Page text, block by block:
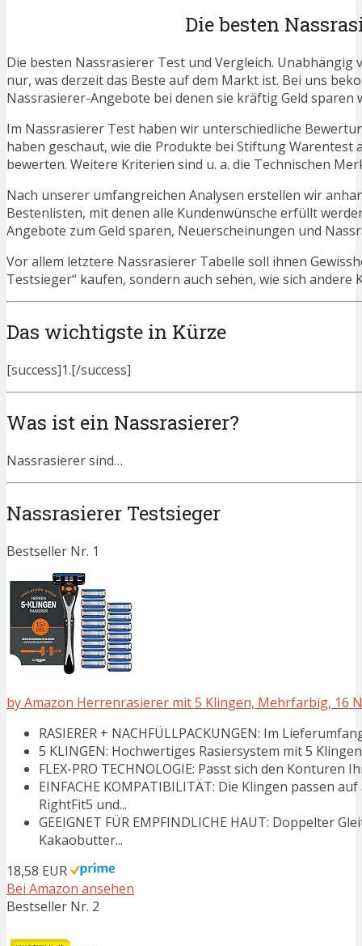
Die besten
Die besten Nassrasierer Test und Vergleich.
nur, was derzeit das Beste auf dem Markt ist. Bei uns
Nassrasierer-Angebote bei denen sie kräftig Geld sparen
Im Nassrasierer Test haben wir unterschiedliche
haben geschaut, wie die Produkte bei Stiftung Warentest
bewerten. Weitere Kriterien sind u. a. die Technischen
Nach unserer umfangreichen Analysen erstellen wir
Bestenlisten, mit denen alle Kundenwünsche erfüllt
Angebote zum Geld sparen, Neuerscheinungen und
Vor allem letztere Nassrasierer Tabelle soll ihnen
Testsieger“ kaufen, sondern auch sehen, wie sich
Das wichtigste in Kürze
[success]1.[/success]
Was ist ein Nassrasierer?
Nassrasierer sind…
Nassrasierer Testsieger
Bestseller Nr. 1
by Amazon Herrenrasierer mit 5 Klingen, Mehrfarbig, 16
RASIERER + NACHFÜLLPACKUNGEN: Im
5 KLINGEN: Hochwertiges Rasiersystem mit 5
FLEX-PRO TECHNOLOGIE: Passt sich den
EINFACHE KOMPATIBILITÄT: Die Klingen passen
RightFit5 und...
GEEIGNET FÜR EMPFINDLICHE HAUT: Doppelter
Kakaobutter...
18,58 EUR
Bei Amazon ansehen
Bestseller Nr. 2